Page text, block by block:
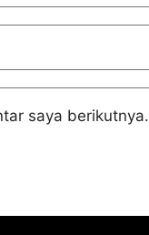
saya berikutnya.